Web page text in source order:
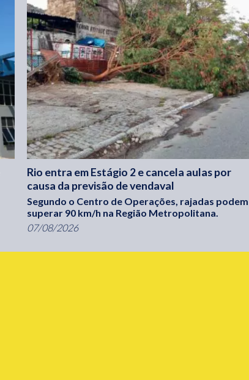
Rio entra em Estágio 2 e cancela aulas por
causa da previsão de vendaval
Segundo o Centro de Operações, rajadas podem
superar 90 km/h na Região Metropolitana.
07/08/2026